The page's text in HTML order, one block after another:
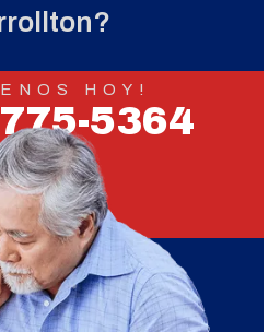
HOY!
5364